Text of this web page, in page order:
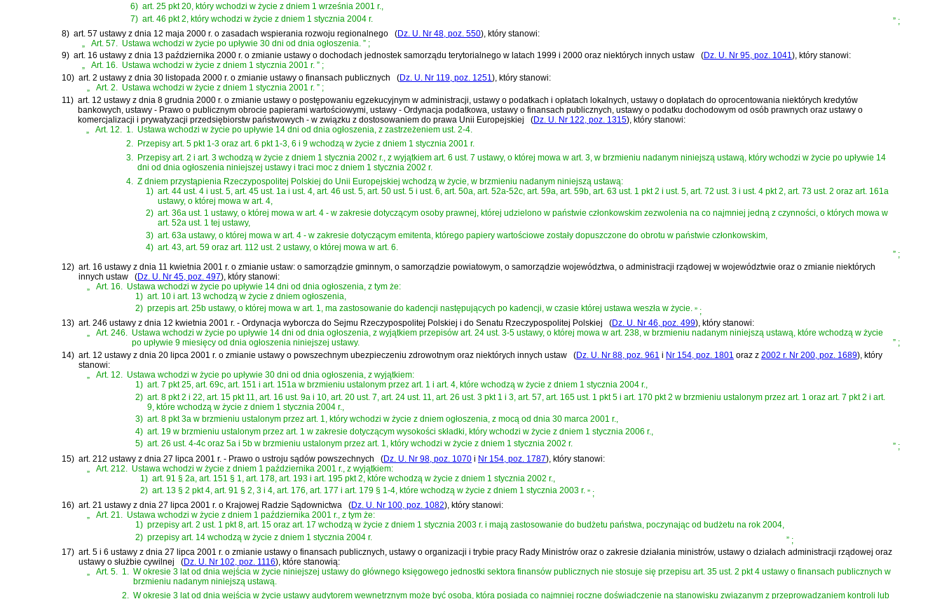
6) art. 25 pkt 20, który wchodzi w życie z dniem 1 września 2001 r.,
7) art. 46 pkt 2, który wchodzi w życie z dniem 1 stycznia 2004 r. ” ;
8) art. 57 ustawy z dnia 12 maja 2000 r. o zasadach wspierania rozwoju regionalnego (Dz. U. Nr 48, poz. 550), który stanowi:
„
Art. 57. Ustawa wchodzi w życie po upływie 30 dni od dnia ogłoszenia. ” ;
9) art. 16 ustawy z dnia 13 października 2000 r. o zmianie ustawy o dochodach jednostek samorządu terytorialnego w latach 1999 i 2000 oraz niektórych innych ustaw (Dz. U. Nr 95, poz. 1041), który stanowi:
„
Art. 16. Ustawa wchodzi w życie z dniem 1 stycznia 2001 r. ” ;
10) art. 2 ustawy z dnia 30 listopada 2000 r. o zmianie ustawy o finansach publicznych (Dz. U. Nr 119, poz. 1251), który stanowi:
„
Art. 2. Ustawa wchodzi w życie z dniem 1 stycznia 2001 r. ” ;
11) art. 12 ustawy z dnia 8 grudnia 2000 r. o zmianie ustawy o postępowaniu egzekucyjnym w administracji, ustawy o podatkach i opłatach lokalnych, ustawy o dopłatach do oprocentowania niektórych kredytów
bankowych, ustawy - Prawo o publicznym obrocie papierami wartościowymi, ustawy - Ordynacja podatkowa, ustawy o finansach publicznych, ustawy o podatku dochodowym od osób prawnych oraz ustawy o
komercjalizacji i prywatyzacji przedsiębiorstw państwowych - w związku z dostosowaniem do prawa Unii Europejskiej
(Dz. U. Nr 122, poz. 1315) , który stanowi:
Art. 12. 1.
Ustawa wchodzi w życie po upływie 14 dni od dnia ogłoszenia, z zastrzeżeniem ust. 2-4.
2.
Przepisy art. 5 pkt 1-3 oraz art. 6 pkt 1-3, 6 i 9 wchodzą w życie z dniem 1 stycznia 2001 r.
3.
Przepisy art. 2 i art. 3 wchodzą w życie z dniem 1 stycznia 2002 r., z wyjątkiem art. 6 ust. 7 ustawy, o której mowa w art. 3, w brzmieniu nadanym niniejszą ustawą, który wchodzi w życie po upływie 14
dni od dnia ogłoszenia niniejszej ustawy i traci moc z dniem 1 stycznia 2002 r.
4.
Z dniem przystąpienia Rzeczypospolitej Polskiej do Unii Europejskiej wchodzą w życie, w brzmieniu nadanym niniejszą ustawą:
1) art. 44 ust. 4 i ust. 5, art. 45 ust. 1a i ust. 4, art. 46 ust. 5, art. 50 ust. 5 i ust. 6, art. 50a, art. 52a-52c, art. 59a, art. 59b, art. 63 ust. 1 pkt 2 i ust. 5, art. 72 ust. 3 i ust. 4 pkt 2, art. 73 ust. 2 oraz art. 161a
ustawy, o której mowa w art. 4,
2) art. 36a ust. 1 ustawy, o której mowa w art. 4 - w zakresie dotyczącym osoby prawnej, której udzielono w państwie członkowskim zezwolenia na co najmniej jedną z czynności, o których mowa w
art. 52a ust. 1 tej ustawy,
3) art. 63a ustawy, o której mowa w art. 4 - w zakresie dotyczącym emitenta, którego papiery wartościowe zostały dopuszczone do obrotu w państwie członkowskim,
4) art. 43, art. 59 oraz art. 112 ust. 2 ustawy, o której mowa w art. 6.
” ;
12) art. 16 ustawy z dnia 11 kwietnia 2001 r. o zmianie ustaw: o samorządzie gminnym, o samorządzie powiatowym, o samorządzie województwa, o administracji rządowej w województwie oraz o zmianie niektórych
innych ustaw
(Dz. U. Nr 45, poz. 497) , który stanowi:
Art. 16.
Ustawa wchodzi w życie po upływie 14 dni od dnia ogłoszenia, z tym że:
1) art. 10 i art. 13 wchodzą w życie z dniem ogłoszenia,
2) przepis art. 25b ustawy, o której mowa w art. 1, ma zastosowanie do kadencji następujących po kadencji, w czasie której ustawa weszła w życie. ” ;
13) art. 246 ustawy z dnia 12 kwietnia 2001 r. - Ordynacja wyborcza do Sejmu Rzeczypospolitej Polskiej i do Senatu Rzeczypospolitej Polskiej (Dz. U. Nr 46, poz. 499), który stanowi:
„
Art. 246. Ustawa wchodzi w życie po upływie 14 dni od dnia ogłoszenia, z wyjątkiem przepisów art. 24 ust. 3-5 ustawy, o której mowa w art. 238, w brzmieniu nadanym niniejszą ustawą, które wchodzą w życie
po upływie 9 miesięcy od dnia ogłoszenia niniejszej ustawy.
” ;
14) art. 12 ustawy z dnia 20 lipca 2001 r. o zmianie ustawy o powszechnym ubezpieczeniu zdrowotnym oraz niektórych innych ustaw (Dz. U. Nr 88, poz. 961 i Nr 154, poz. 1801 oraz z 2002 r. Nr 200, poz. 1689), który
stanowi:
„
Art. 12. Ustawa wchodzi w życie po upływie 30 dni od dnia ogłoszenia, z wyjątkiem:
1) art. 7 pkt 25, art. 69c, art. 151 i art. 151a w brzmieniu ustalonym przez art. 1 i art. 4, które wchodzą w życie z dniem 1 stycznia 2004 r.,
2) art. 8 pkt 2 i 22, art. 15 pkt 11, art. 16 ust. 9a i 10, art. 20 ust. 7, art. 24 ust. 11, art. 26 ust. 3 pkt 1 i 3, art. 57, art. 165 ust. 1 pkt 5 i art. 170 pkt 2 w brzmieniu ustalonym przez art. 1 oraz art. 7 pkt 2 i art.
9, które wchodzą w życie z dniem 1 stycznia 2004 r.,
3) art. 8 pkt 3a w brzmieniu ustalonym przez art. 1, który wchodzi w życie z dniem ogłoszenia, z mocą od dnia 30 marca 2001 r.,
4) art. 19 w brzmieniu ustalonym przez art. 1 w zakresie dotyczącym wysokości składki, który wchodzi w życie z dniem 1 stycznia 2006 r.,
5) art. 26 ust. 4-4c oraz 5a i 5b w brzmieniu ustalonym przez art. 1, który wchodzi w życie z dniem 1 stycznia 2002 r. ” ;
15) art. 212 ustawy z dnia 27 lipca 2001 r. - Prawo o ustroju sądów powszechnych (Dz. U. Nr 98, poz. 1070 i Nr 154, poz. 1787) , który stanowi:
Art. 212.
Ustawa wchodzi w życie z dniem 1 października 2001 r., z wyjątkiem:
1) art. 91 § 2a, art. 151 § 1, art. 178, art. 193 i art. 195 pkt 2, które wchodzą w życie z dniem 1 stycznia 2002 r.,
2) art. 13 § 2 pkt 4, art. 91 § 2, 3 i 4, art. 176, art. 177 i art. 179 § 1-4, które wchodzą w życie z dniem 1 stycznia 2003 r. ” ;
16) art. 21 ustawy z dnia 27 lipca 2001 r. o Krajowej Radzie Sądownictwa (Dz. U. Nr 100, poz. 1082), który stanowi:
„
Art. 21. Ustawa wchodzi w życie z dniem 1 października 2001 r., z tym że:
1) przepisy art. 2 ust. 1 pkt 8, art. 15 oraz art. 17 wchodzą w życie z dniem 1 stycznia 2003 r. i mają zastosowanie do budżetu państwa, poczynając od budżetu na rok 2004,
2) przepisy art. 14 wchodzą w życie z dniem 1 stycznia 2004 r. ” ;
17) art. 5 i 6 ustawy z dnia 27 lipca 2001 r. o zmianie ustawy o finansach publicznych, ustawy o organizacji i trybie pracy Rady Ministrów oraz o zakresie działania ministrów, ustawy o działach administracji rządowej oraz
ustawy o służbie cywilnej
(Dz. U. Nr 102, poz. 1116), które stanowią:
„
Art. 5. 1. W okresie 3 lat od dnia wejścia w życie niniejszej ustawy do głównego księgowego jednostki sektora finansów publicznych nie stosuje się przepisu art. 35 ust. 2 pkt 4 ustawy o finansach publicznych w
brzmieniu nadanym niniejszą ustawą.
2. W okresie 3 lat od dnia wejścia w życie ustawy audytorem wewnętrznym może być osoba, która posiada co najmniej roczne doświadczenie na stanowisku związanym z przeprowadzaniem kontroli lub